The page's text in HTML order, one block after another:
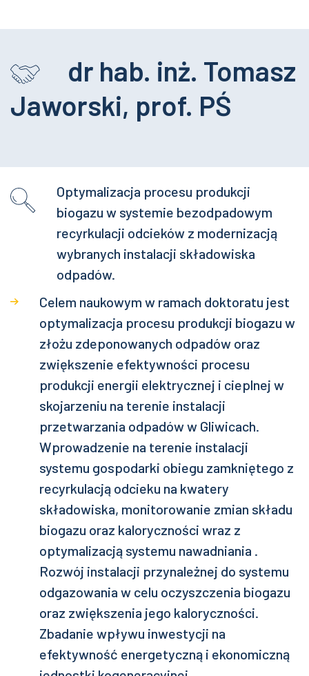
dr hab. inż. Tomasz
Jaworski, prof. PŚ
Optymalizacja procesu produkcji
biogazu w systemie bezodpadowym
recyrkulacji odcieków z modernizacją
wybranych instalacji składowiska
odpadów.
Celem naukowym w ramach doktoratu jest
optymalizacja procesu produkcji biogazu w
złożu zdeponowanych odpadów oraz
zwiększenie efektywności procesu
produkcji energii elektrycznej i cieplnej w
skojarzeniu na terenie instalacji
przetwarzania odpadów w Gliwicach.
Wprowadzenie na terenie instalacji
systemu gospodarki obiegu zamkniętego z
recyrkulacją odcieku na kwatery
składowiska, monitorowanie zmian składu
biogazu oraz kaloryczności wraz z
optymalizacją systemu nawadniania .
Rozwój instalacji przynależnej do systemu
odgazowania w celu oczyszczenia biogazu
oraz zwiększenia jego kaloryczności.
Zbadanie wpływu inwestycji na
efektywność energetyczną i ekonomiczną